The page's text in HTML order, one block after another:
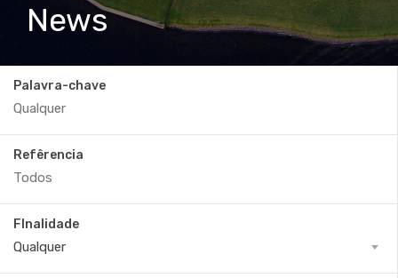
News
Palavra-chave
Refêrencia
FInalidade
Qualquer